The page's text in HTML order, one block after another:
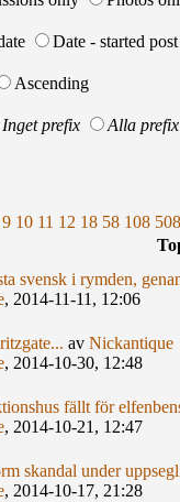
Date - started post
Ascending
Inget prefix Alla prefix
9 10 11 12 18 58 108 508
svensk i rymden,
, 2014-11-11, 12:06
av Nickantique
, 2014-10-30, 12:48
fällt för
, 2014-10-21, 12:47
skandal under
, 2014-10-17, 21:28